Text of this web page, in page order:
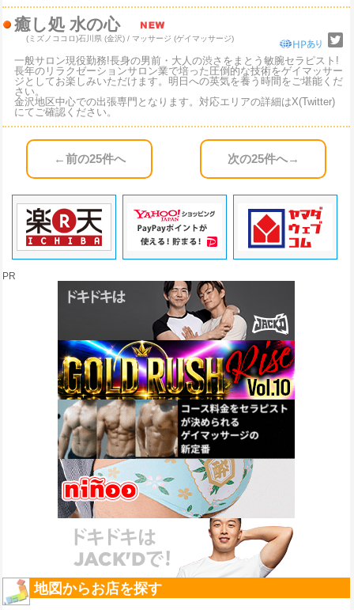
癒し処 水の心
(ミズノココロ)石川県 (金沢) / マッサージ (ゲイマッサージ)
一般サロン現役勤務!長身の男前・大人の渋さをまとう敏腕セラピスト!
長年のリラクゼーションサロン業で培った圧倒的な技術をゲイマッサー
ジとしてお楽しみいただけます。明日への英気を養う時間をご堪能くだ
さい。
金沢地区中心での出張専門となります。対応エリアの詳細はX(Twitter)
にてご確認ください。
←前の25件へ 次の25件へ→
PR
地図からお店を探す